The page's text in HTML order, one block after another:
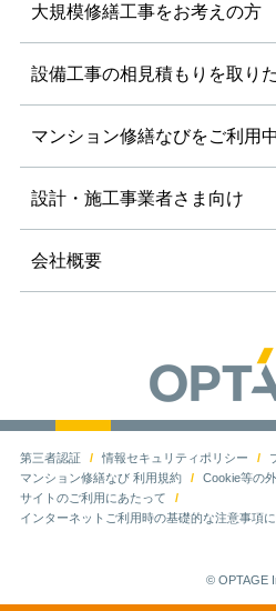
大規模修繕工事をお考えの方
設備工事の相見積もりを取り
マンション修繕なびをご利用
設計・施工事業者さま向け
会社概要
第三者認証 情報セキュリティポリシー
マンション修繕なび 利用規約
Cookie等の
サイトのご利用にあたって
インターネットご利用時の基礎的な注意事項
© OPTAGE